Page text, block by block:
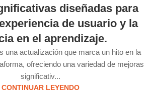
diseñadas para
de usuario y la
en el aprendizaje.
una actualización que marca un hito en la
ofreciendo una variedad de mejoras
significativ...
CONTINUAR LEYENDO